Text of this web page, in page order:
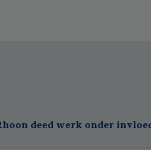
deed werk onder